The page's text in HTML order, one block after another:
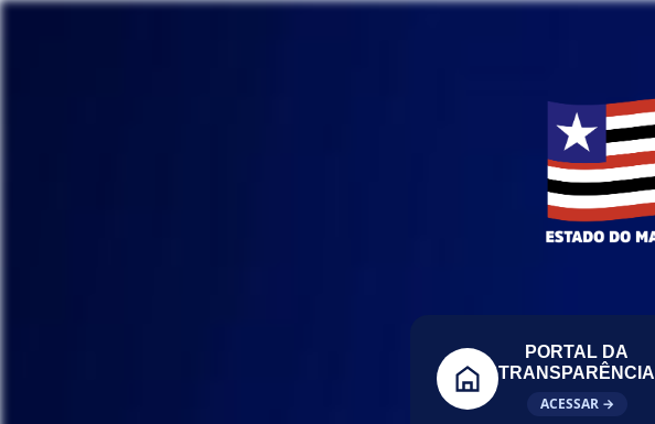
PORTAL DA
TRANSPARÊNCIA
ACESSAR →